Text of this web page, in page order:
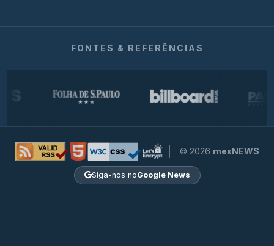
FONTES & REFERÊNCIAS
© 2026 mexNEWS
Siga-nos noGoogle News